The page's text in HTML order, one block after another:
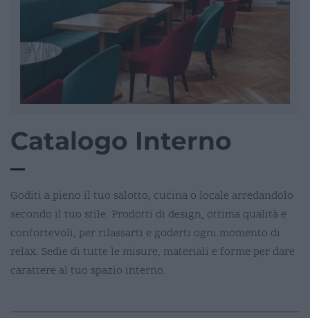
Catalogo Interno
Goditi a pieno il tuo salotto, cucina o locale arredandolo
secondo il tuo stile. Prodotti di design, ottima qualità e
confortevoli, per rilassarti e goderti ogni momento di
relax. Sedie di tutte le misure, materiali e forme per dare
carattere al tuo spazio interno.